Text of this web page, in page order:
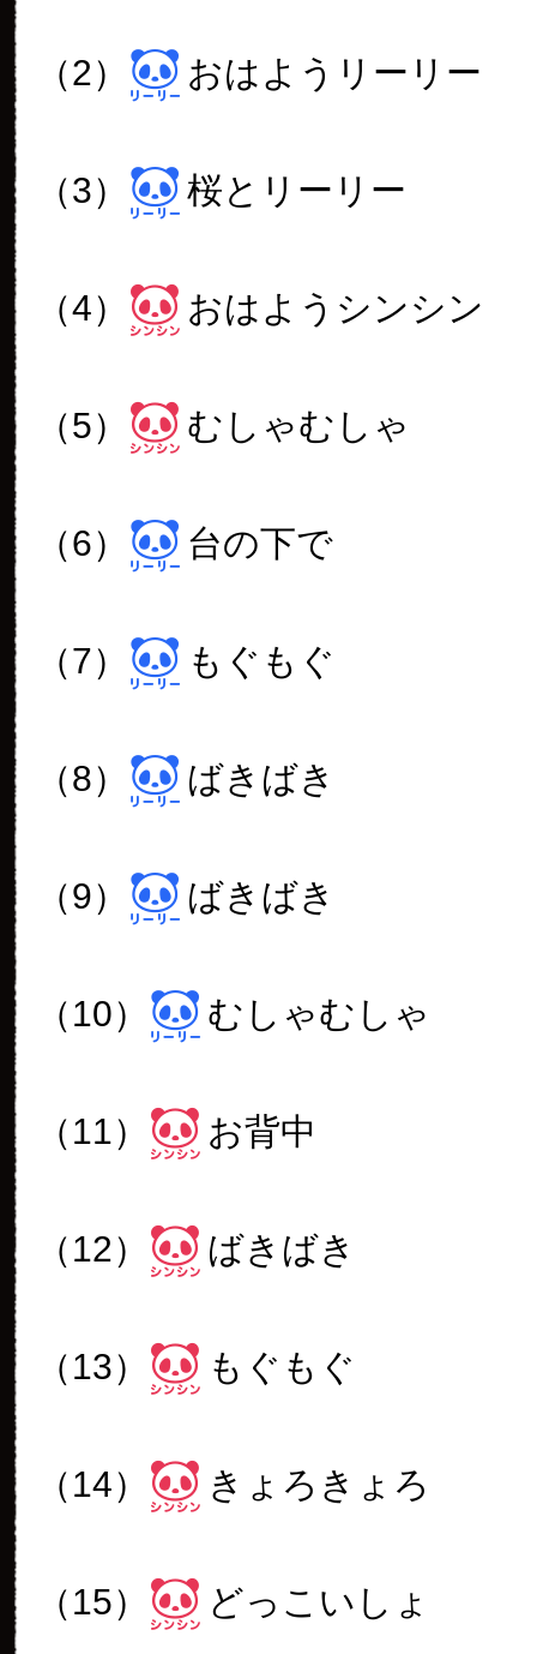
（2） おはようリーリー
（3） 桜とリーリー
（4） おはようシンシン
（5） むしゃむしゃ
（6） 台の下で
（7） もぐもぐ
（8） ばきばき
（9） ばきばき
（10） むしゃむしゃ
（11） お背中
（12） ばきばき
（13） もぐもぐ
（14） きょろきょろ
（15） どっこいしょ